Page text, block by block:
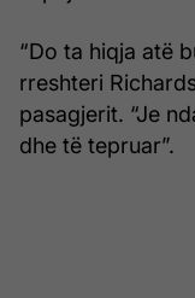
“Do ta hiqja atë
rreshteri
pasagjerit. “Je
dhe të tepruar”.